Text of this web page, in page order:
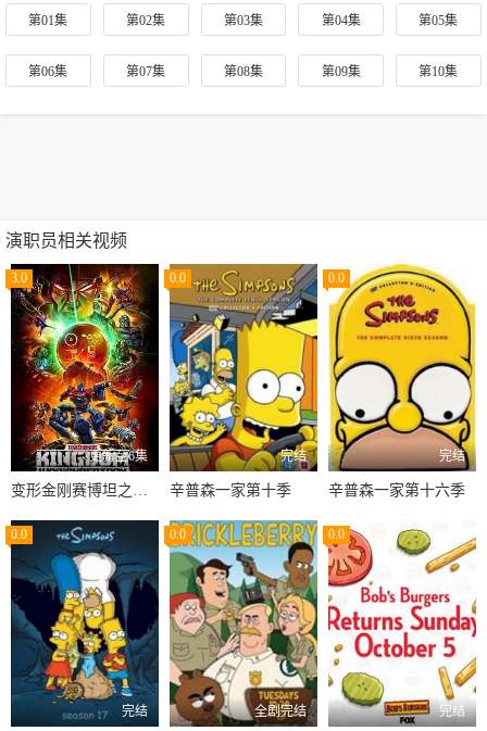
第01集 第02集 第03集 第04集 第05集
第06集 第07集 第08集 第09集 第10集
演职员相关视频
3.0
更新至6集
0.0
完结
辛普森一家第十季
0.0
完结
辛普森一家第十六季
0.0
完结
0.0
全剧完结
0.0
完结